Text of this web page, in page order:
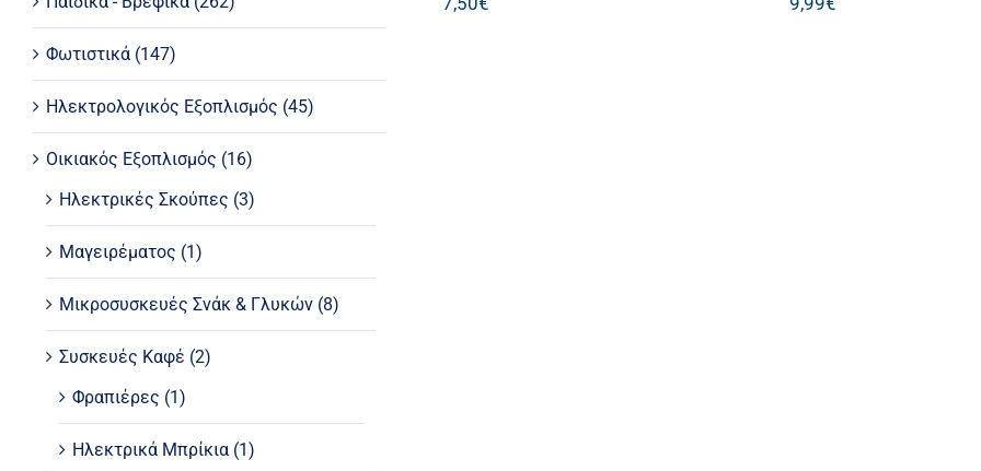
Φωτιστικά (147)
Ηλεκτρολογικός Εξοπλισμός (45)
Οικιακός Εξοπλισμός (16)
Ηλεκτρικές Σκούπες (3)
Μαγειρέματος (1)
Μικροσυσκευές Σνάκ & Γλυκών (8)
Συσκευές Καφέ (2)
Φραπιέρες (1)
Ηλεκτρικά Μπρίκια (1)